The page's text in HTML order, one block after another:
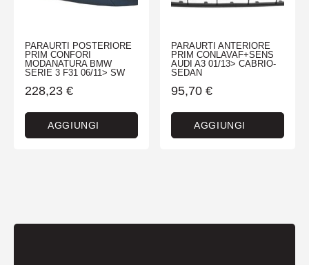
PARAURTI POSTERIORE
PRIM CONFORI
MODANATURA BMW
SERIE 3 F31 06/11> SW
228,23 €
AGGIUNGI
PARAURTI ANTERIORE
PRIM CONLAVAF+SENS
AUDI A3 01/13> CABRIO-
SEDAN
95,70 €
AGGIUNGI